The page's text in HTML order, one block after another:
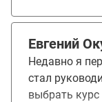
кейсами,
Отвечают на
дискуссии. В
Евгений
Недавно я
стал
выбрать курс